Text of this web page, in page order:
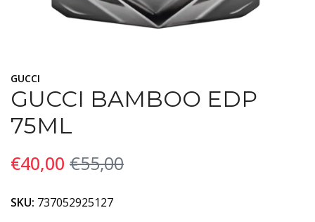
GUCCI
GUCCI BAMBOO EDP
75ML
€40,00 €55,00
SKU: 737052925127